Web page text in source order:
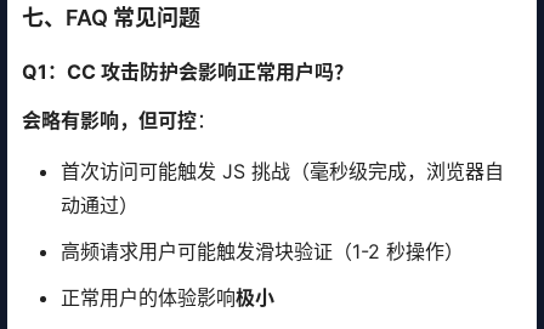
七、FAQ 常见问题
Q1：CC 攻击防护会影响正常用户吗？
会略有影响，但可控：
首次访问可能触发 JS 挑战（毫秒级完成，浏览器自
动通过）
高频请求用户可能触发滑块验证（1-2 秒操作）
正常用户的体验影响极小